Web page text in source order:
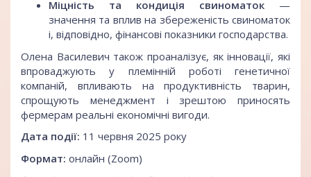
Міцність та кондиція свиноматок —
значення та вплив на збереженість свиноматок
і, відповідно, фінансові показники господарства.
Олена Василевич також проаналізує, як інновації, які
впроваджують у племінній роботі генетичної
компаній, впливають на продуктивність тварин,
спрощують менеджмент і зрештою приносять
фермерам реальні економічні вигоди.
Дата події: 11 червня 2025 року
Формат: онлайн (Zoom)